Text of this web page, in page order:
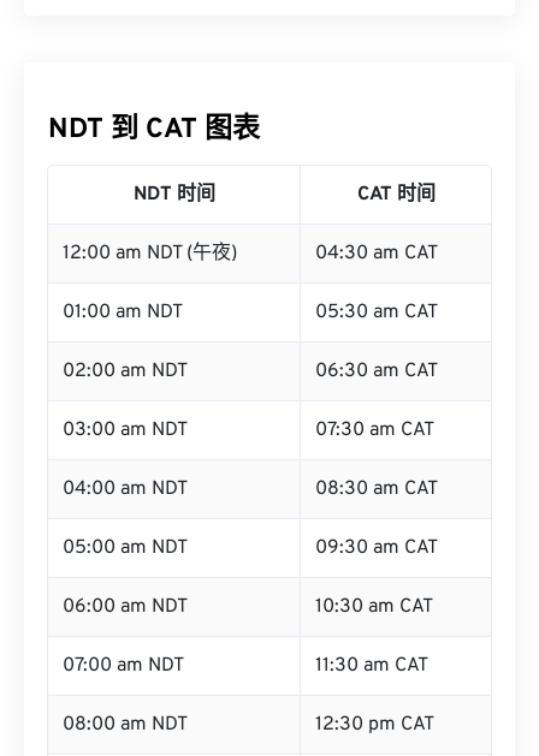
NDT 到 CAT 图表
NDT 时间 CAT 时间
12:00 am NDT (午夜) 04:30 am CAT
01:00 am NDT 05:30 am CAT
02:00 am NDT 06:30 am CAT
03:00 am NDT 07:30 am CAT
04:00 am NDT 08:30 am CAT
05:00 am NDT 09:30 am CAT
06:00 am NDT 10:30 am CAT
07:00 am NDT 11:30 am CAT
08:00 am NDT 12:30 pm CAT